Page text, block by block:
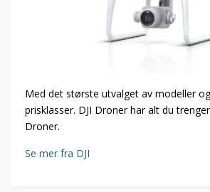
Med det største utvalget av modeller
prisklasser. DJI Droner har alt du
Droner.
Se mer fra DJI